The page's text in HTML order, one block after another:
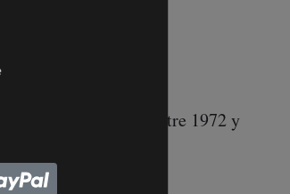
la de los nacidos entre 1972 y